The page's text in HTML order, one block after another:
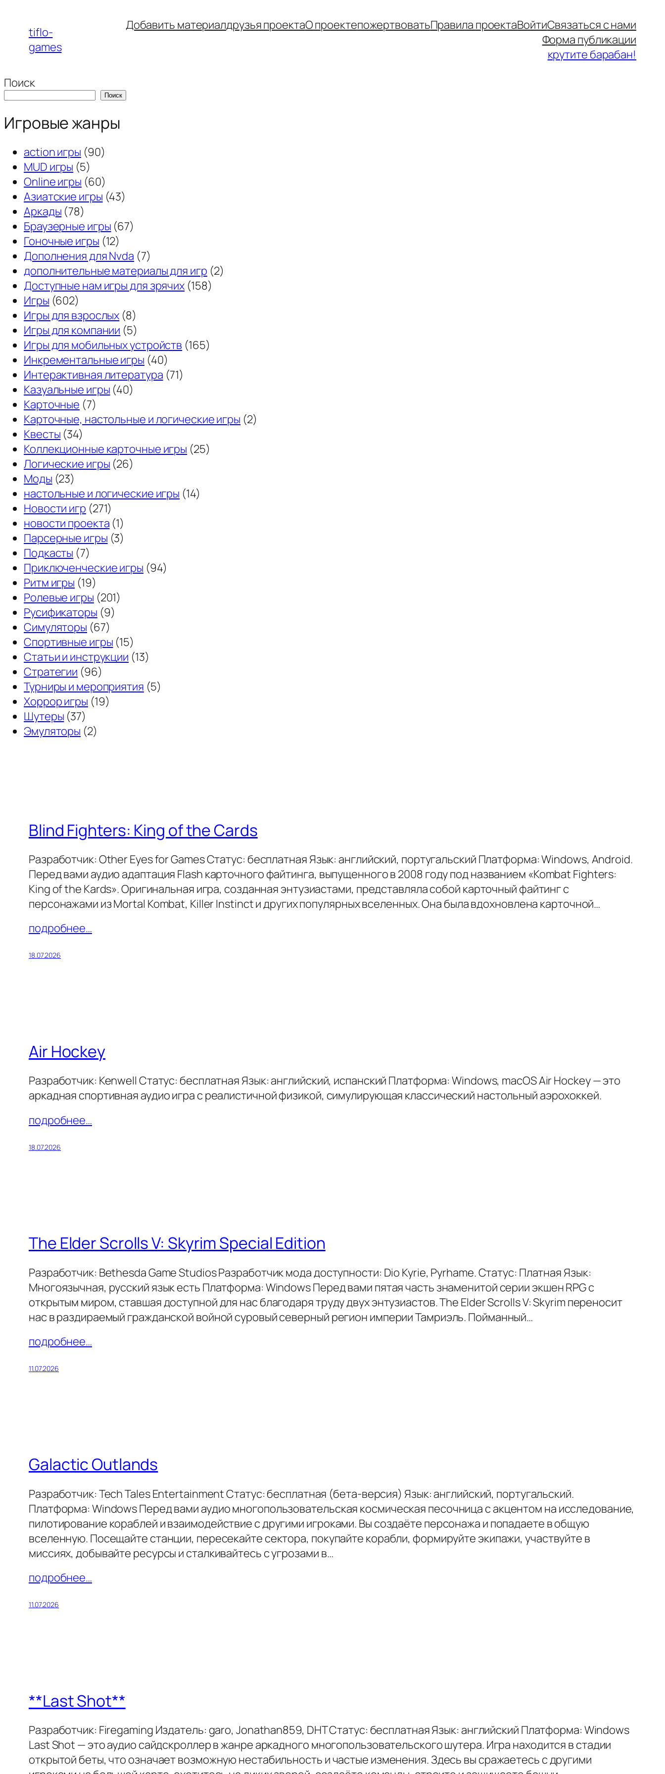
содержимому
tiflo-
games
Добавить материалдрузья проектаО проектепожертвоватьПравила проектаВойтиСвязаться с нами
Форма публикации
крутите барабан!
Поиск
Поиск
Игровые жанры
action игры (90)
MUD игры (5)
Online игры (60)
Азиатские игры (43)
Аркады (78)
Браузерные игры (67)
Гоночные игры (12)
Дополнения для Nvda (7)
дополнительные материалы для игр (2)
Доступные нам игры для зрячих (158)
Игры (602)
Игры для взрослых (8)
Игры для компании (5)
Игры для мобильных устройств (165)
Инкрементальные игры (40)
Интерактивная литература (71)
Казуальные игры (40)
Карточные (7)
Карточные, настольные и логические игры (2)
Квесты (34)
Коллекционные карточные игры (25)
Логические игры (26)
Моды (23)
настольные и логические игры (14)
Новости игр (271)
новости проекта (1)
Парсерные игры (3)
Подкасты (7)
Приключенческие игры (94)
Ритм игры (19)
Ролевые игры (201)
Русификаторы (9)
Симуляторы (67)
Спортивные игры (15)
Статьи и инструкции (13)
Стратегии (96)
Турниры и мероприятия (5)
Хоррор игры (19)
Шутеры (37)
Эмуляторы (2)
Blind Fighters: King of the Cards
Разработчик: Other Eyes for Games Статус: бесплатная Язык: английский, португальский Платформа: Windows, Android.
Перед вами аудио адаптация Flash карточного файтинга, выпущенного в 2008 году под названием «Kombat Fighters:
King of the Kards». Оригинальная игра, созданная энтузиастами, представляла собой карточный файтинг с
персонажами из Mortal Kombat, Killer Instinct и других популярных вселенных. Она была вдохновлена карточной…
подробнее…
18.07.2026
Air Hockey
Разработчик: Kenwell Статус: бесплатная Язык: английский, испанский Платформа: Windows, macOS Air Hockey — это
аркадная спортивная аудио игра с реалистичной физикой, симулирующая классический настольный аэрохоккей.
подробнее…
18.07.2026
The Elder Scrolls V: Skyrim Special Edition
Разработчик: Bethesda Game Studios Разработчик мода доступности: Dio Kyrie, Pyrhame. Статус: Платная Язык:
Многоязычная, русский язык есть Платформа: Windows Перед вами пятая часть знаменитой серии экшен RPG с
открытым миром, ставшая доступной для нас благодаря труду двух энтузиастов. The Elder Scrolls V: Skyrim переносит
нас в раздираемый гражданской войной суровый северный регион империи Тамриэль. Пойманный…
подробнее…
11.07.2026
Galactic Outlands
Разработчик: Tech Tales Entertainment Статус: бесплатная (бета-версия) Язык: английский, португальский.
Платформа: Windows Перед вами аудио многопользовательская космическая песочница с акцентом на исследование,
пилотирование кораблей и взаимодействие с другими игроками. Вы создаёте персонажа и попадаете в общую
вселенную. Посещайте станции, пересекайте сектора, покупайте корабли, формируйте экипажи, участвуйте в
миссиях, добывайте ресурсы и сталкивайтесь с угрозами в…
подробнее…
11.07.2026
**Last Shot**
Разработчик: Firegaming Издатель: garo, Jonathan859, DHT Статус: бесплатная Язык: английский Платформа: Windows
Last Shot — это аудио сайдскроллер в жанре аркадного многопользовательского шутера. Игра находится в стадии
открытой беты, что означает возможную нестабильность и частые изменения. Здесь вы сражаетесь с другими